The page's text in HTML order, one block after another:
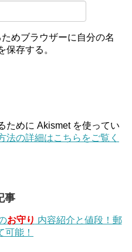
めブラウザーに自分の名
保存する。
ために Akismet を使ってい
法の詳細はこちらをご覧く
事
お守り 内容紹介と値段！郵
可能！